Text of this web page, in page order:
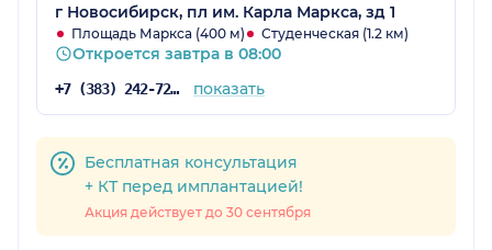
г Новосибирск, пл им. Карла Маркса, зд 1
Площадь Маркса (400 м) Студенческая (1.2 км)
Откроется завтра в 08:00
+7 (383) 242-72-15 показать
Бесплатная консультация
+ КТ перед имплантацией!
Акция действует до 30 сентября